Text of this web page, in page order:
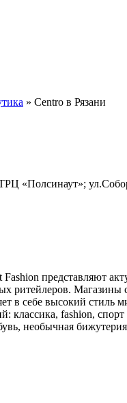
» Centro в Рязани
ТРЦ «Полсинаут»;
представляют
ритейлеров.
в себе высокий стиль
классика, fashion,
необычная